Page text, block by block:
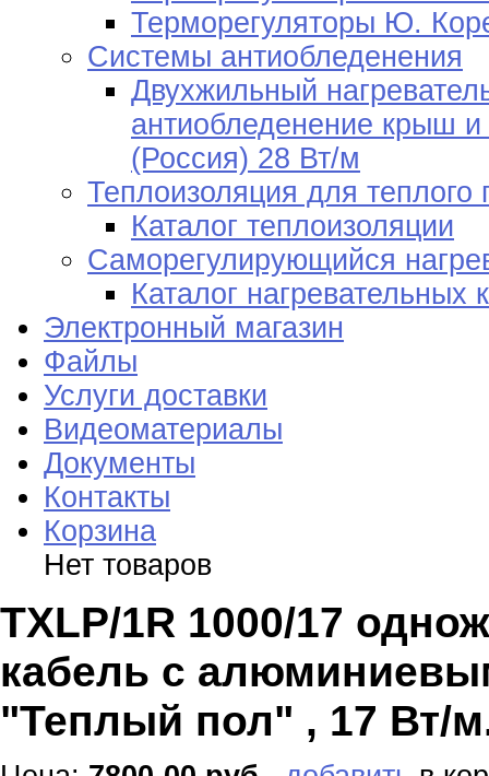
Терморегуляторы Ю.
Системы антиобледенения
Двухжильный
антиобледенение крыш
(Россия) 28 Вт/м
Теплоизоляция для теплого
Каталог теплоизоляции
Саморегулирующийся
Каталог нагревательных
Электронный магазин
Файлы
Услуги доставки
Видеоматериалы
Документы
Контакты
Корзина
Нет товаров
TXLP/1R 1000/17
кабель с
"Теплый пол" , 17 Вт/